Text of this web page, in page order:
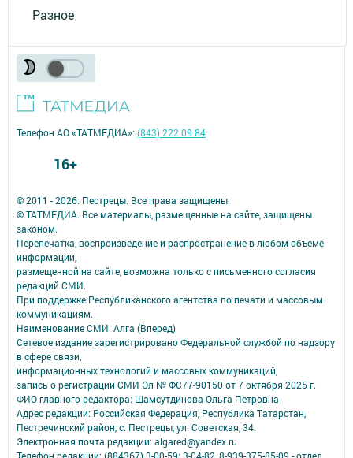
Разное
© 2011 - 2026. Пестрецы. Все права защищены.
© ТАТМЕДИА. Все материалы, размещенные на сайте, защищены
законом.
Перепечатка, воспроизведение и распространение в любом объеме
информации,
размещенной на сайте, возможна только с письменного согласия
редакций СМИ.
При поддержке Республиканского агентства по печати и массовым
коммуникациям.
Наименование СМИ: Алга (Вперед)
Сетевое издание зарегистрировано Федеральной службой по надзору
в сфере связи,
информационных технологий и массовых коммуникаций,
запись о регистрации СМИ Эл № ФС77-90150 от 7 октября 2025 г.
ФИО главного редактора: Шамсутдинова Ольга Петровна
Адрес редакции: Российская Федерация, Республика Татарстан,
Пестречинский район, с. Пестрецы, ул. Советская, 34.
Электронная почта редакции: algared@yandex.ru
Телефон АО «ТАТМЕДИА»:(843) 222 09 84
16+